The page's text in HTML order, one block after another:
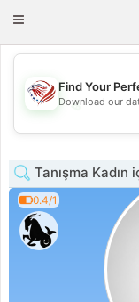
Toggle
💖
Find Your
Download our
Tanışma
0.4/1